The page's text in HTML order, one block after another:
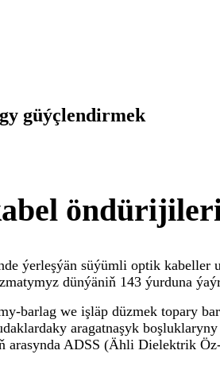
güýçlendirmek
ýerleşýän süýümli optik
dünýäniň 143 ýurduna
barlag we işläp düzmek topary
aragatnaşyk
ADSS (Ähli Dielektrik